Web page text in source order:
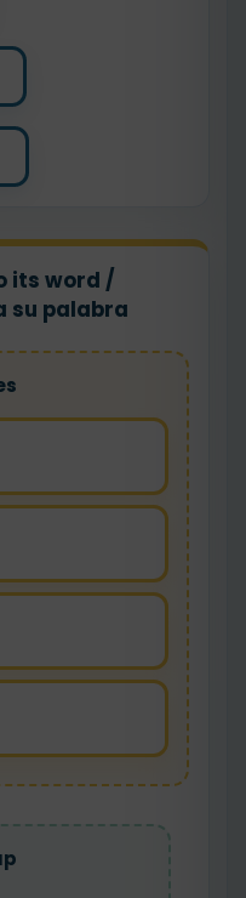
its word /
su palabra